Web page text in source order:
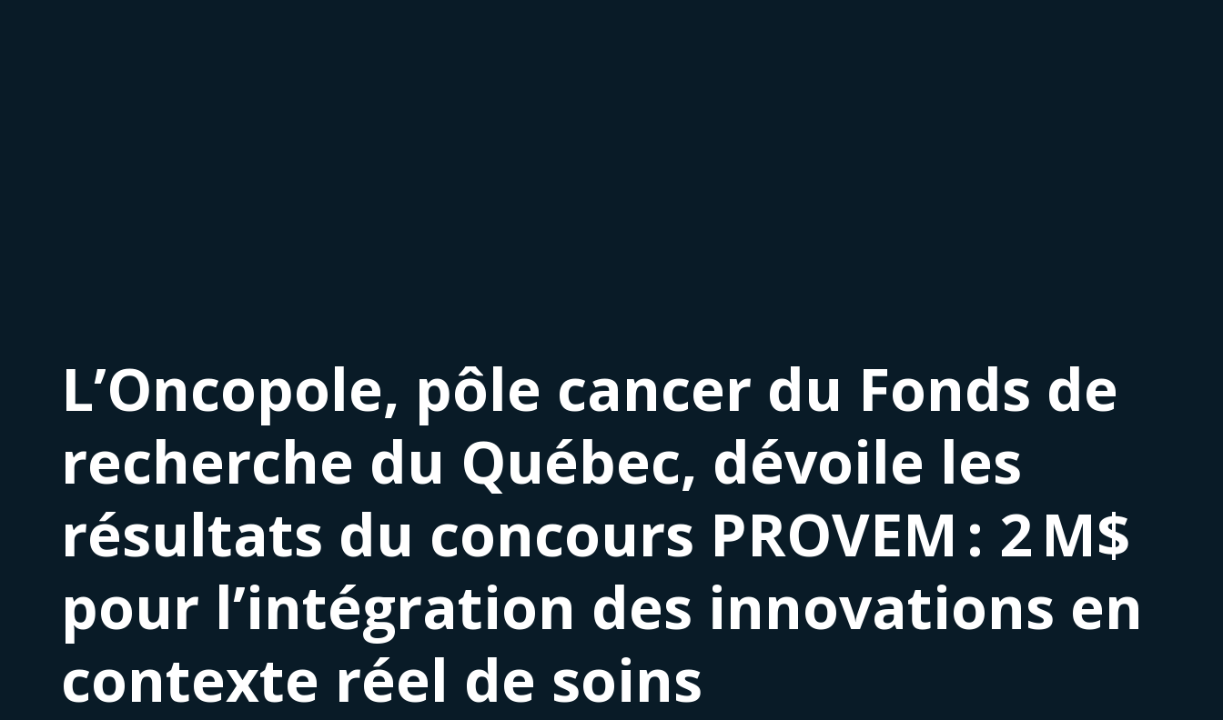
L’Oncopole, pôle cancer du Fonds de
recherche du Québec, dévoile les
résultats du concours PROVEM : 2 M$
pour l’intégration des innovations en
contexte réel de soins